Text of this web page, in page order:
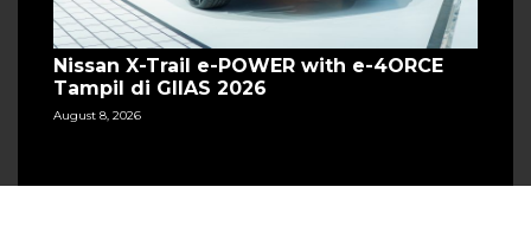
Nissan X-Trail e-POWER with e-4ORCE
Tampil di GIIAS 2026
August 8, 2026